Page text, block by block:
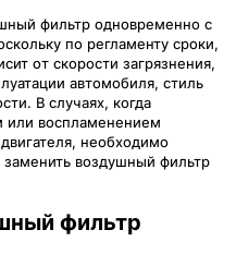
фильтр одновременно с
по регламенту сроки,
от скорости загрязнения,
автомобиля, стиль
В случаях, когда
или воспламенением
необходимо
воздушный фильтр
фильтр